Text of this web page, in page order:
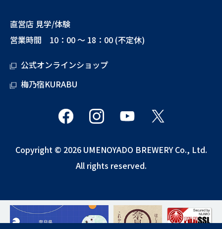
直営店 見学/体験
営業時間 10：00 ～ 18：00 (不定休)
公式オンラインショップ
梅乃宿KURABU
Copyright © 2026 UMENOYADO BREWERY Co., Ltd.
All rights reserved.